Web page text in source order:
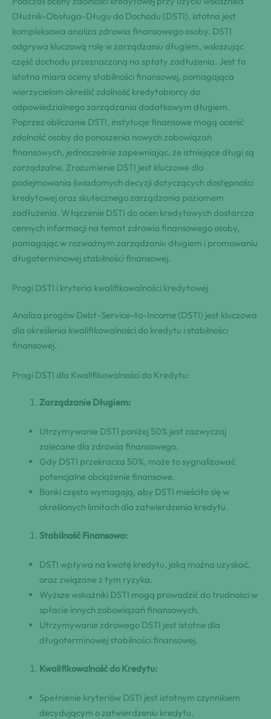
Dłużnik-Obsługa-Długu do Dochodu (DSTI), istotna jest
kompleksowa analiza zdrowia finansowego osoby. DSTI
odgrywa kluczową rolę w zarządzaniu długiem, wskazując
część dochodu przeznaczoną na spłaty zadłużenia. Jest to
istotna miara oceny stabilności finansowej, pomagająca
wierzycielom określić zdolność kredytobiorcy do
odpowiedzialnego zarządzania dodatkowym długiem.
Poprzez obliczanie DSTI, instytucje finansowe mogą ocenić
zdolność osoby do ponoszenia nowych zobowiązań
finansowych, jednocześnie zapewniając, że istniejące długi są
zarządzalne. Zrozumienie DSTI jest kluczowe dla
podejmowania świadomych decyzji dotyczących dostępności
kredytowej oraz skutecznego zarządzania poziomem
zadłużenia. Włączenie DSTI do ocen kredytowych dostarcza
cennych informacji na temat zdrowia finansowego osoby,
pomagając w rozważnym zarządzaniu długiem i promowaniu
długoterminowej stabilności finansowej.
Progi DSTI i kryteria kwalifikowalności kredytowej
Analiza progów Debt-Service-to-Income (DSTI) jest kluczowa
dla określenia kwalifikowalności do kredytu i stabilności
finansowej.
Progi DSTI dla Kwalifikowalności do Kredytu:
Zarządzanie Długiem:
Utrzymywanie DSTI poniżej 50% jest zazwyczaj
zalecane dla zdrowia finansowego.
Gdy DSTI przekracza 50%, może to sygnalizować
potencjalne obciążenie finansowe.
Banki często wymagają, aby DSTI mieściło się w
określonych limitach dla zatwierdzenia kredytu.
Stabilność Finansowa:
DSTI wpływa na kwotę kredytu, jaką można uzyskać,
oraz związane z tym ryzyka.
Wyższe wskaźniki DSTI mogą prowadzić do trudności w
spłacie innych zobowiązań finansowych.
Utrzymywanie zdrowego DSTI jest istotne dla
długoterminowej stabilności finansowej.
Kwalifikowalność do Kredytu:
Spełnienie kryteriów DSTI jest istotnym czynnikiem
decydującym o zatwierdzeniu kredytu.